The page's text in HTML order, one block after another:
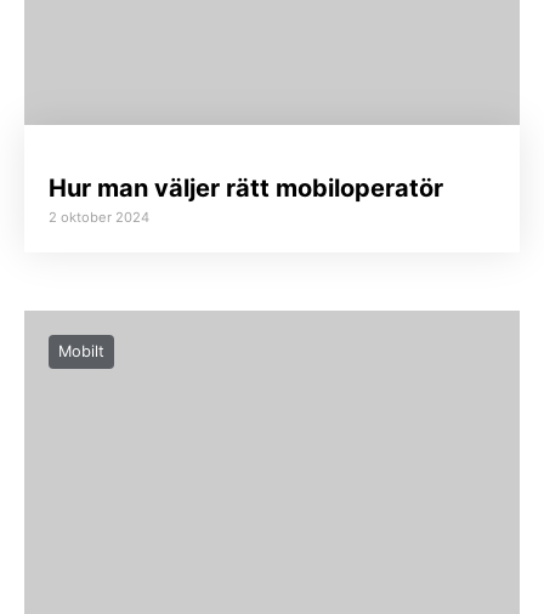
Hur man väljer rätt mobiloperatör
2 oktober 2024
Mobilt